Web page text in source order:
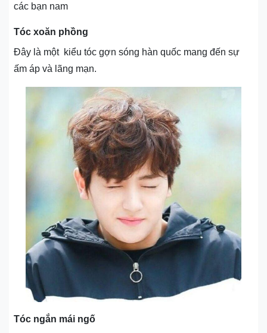
các bạn nam
Tóc xoăn phồng
Đây là một kiểu tóc gợn sóng hàn quốc mang đến sự
ấm áp và lãng mạn.
Tóc ngắn mái ngố